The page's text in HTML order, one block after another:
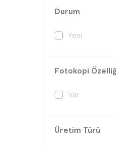
Durum
Yeni
Fotokopi
Var
Üretim Türü